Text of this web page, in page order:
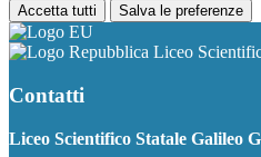
Accetta tutti Salva le preferenze
Liceo
Contatti
Liceo Scientifico Statale Galileo